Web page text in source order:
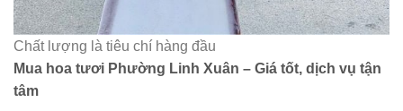
Chất lượng là tiêu chí hàng đầu
Mua hoa tươi Phường Linh Xuân – Giá tốt, dịch vụ tận
tâm